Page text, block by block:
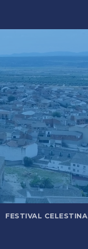
FESTIVAL CELESTINA